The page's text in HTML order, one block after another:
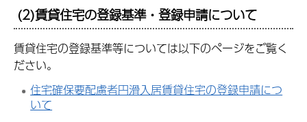
(2)賃貸住宅の登録基準・登録申請について
賃貸住宅の登録基準等については以下のページをご覧く
ださい。
住宅確保要配慮者円滑入居賃貸住宅の登録申請につ
いて